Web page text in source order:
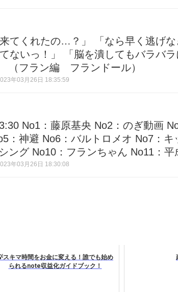
てくれたの…？」 「なら早く逃げ
ないっ！」 「脳を潰してもバラバ
（フラン編 フランドール）
年03月26日 18:35:59
No1：藤原基央 No2：のぎ動画
：神避 No6：バルトロメオ No7：キ
ング No10：フランちゃん No11：平
年03月26日 18:30:08
スキマ時間をお金に変える！誰でも始め
られるnote収益化ガイドブック！